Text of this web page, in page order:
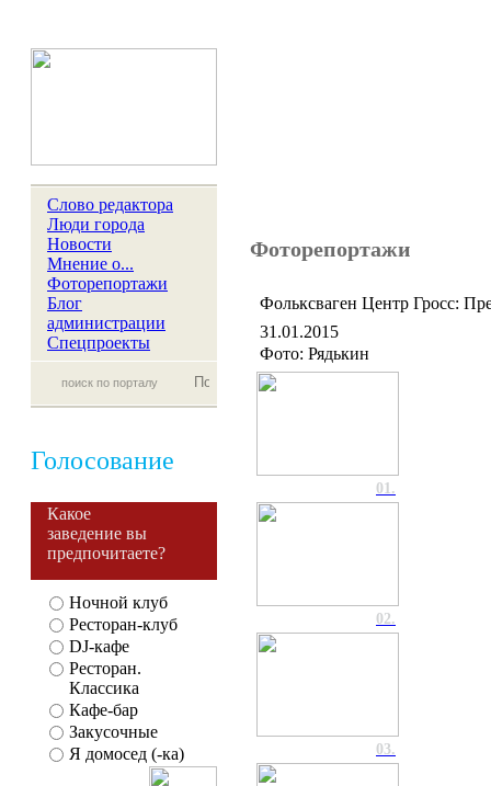
Слово редактора
Люди города
Новости
Мнение о...
Фоторепортажи
Блог
администрации
Спецпроекты
Голосование
Какое
заведение вы
предпочитаете?
Ночной клуб
Ресторан-клуб
DJ-кафе
Ресторан.
Классика
Кафе-бар
Закусочные
Я домосед (-ка)
Фоторепортажи
Фольксваген Центр Гросс:
31.01.2015
Фото: Рядькин
01.
02.
03.